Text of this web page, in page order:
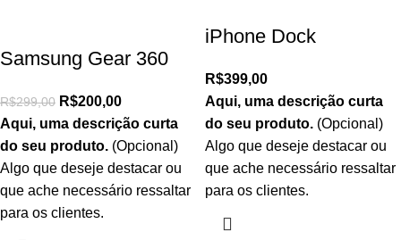
Samsung Gear 360
R$299,00 R$200,00
Aqui, uma descrição curta
do seu produto. (Opcional)
Algo que deseje destacar ou
que ache necessário ressaltar
para os clientes.
iPhone Dock
R$399,00
Aqui, uma descrição curta
do seu produto. (Opcional)
Algo que deseje destacar ou
que ache necessário ressaltar
para os clientes.